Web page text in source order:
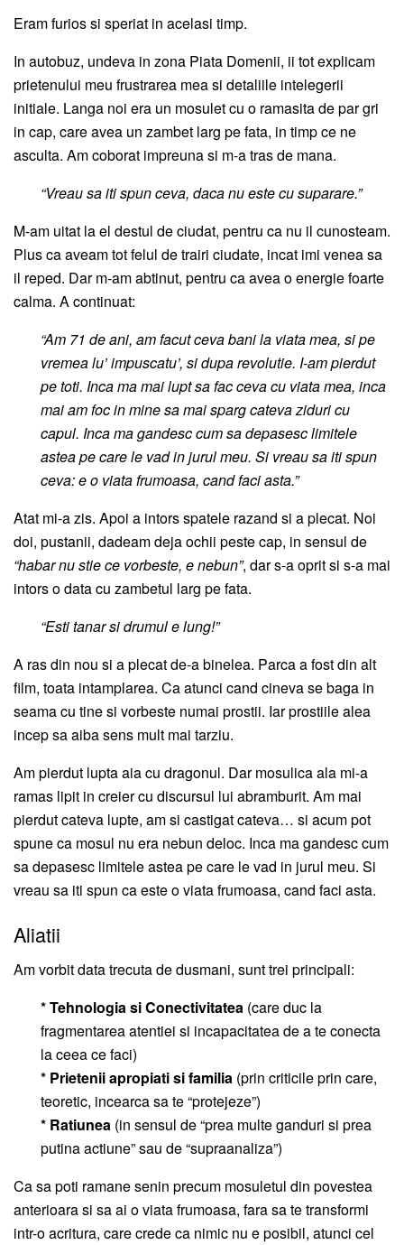
Eram furios si speriat in acelasi timp.
In autobuz, undeva in zona Piata Domenii, ii tot explicam
prietenului meu frustrarea mea si detaliile intelegerii
initiale. Langa noi era un mosulet cu o ramasita de par gri
in cap, care avea un zambet larg pe fata, in timp ce ne
asculta. Am coborat impreuna si m-a tras de mana.
“Vreau sa iti spun ceva, daca nu este cu suparare.”
M-am uitat la el destul de ciudat, pentru ca nu il cunosteam.
Plus ca aveam tot felul de trairi ciudate, incat imi venea sa
il reped. Dar m-am abtinut, pentru ca avea o energie foarte
calma. A continuat:
“Am 71 de ani, am facut ceva bani la viata mea, si pe
vremea lu’ impuscatu’, si dupa revolutie. I-am pierdut
pe toti. Inca ma mai lupt sa fac ceva cu viata mea, inca
mai am foc in mine sa mai sparg cateva ziduri cu
capul. Inca ma gandesc cum sa depasesc limitele
astea pe care le vad in jurul meu. Si vreau sa iti spun
ceva: e o viata frumoasa, cand faci asta.”
Atat mi-a zis. Apoi a intors spatele razand si a plecat. Noi
doi, pustanii, dadeam deja ochii peste cap, in sensul de
“habar nu stie ce vorbeste, e nebun”, dar s-a oprit si s-a mai
intors o data cu zambetul larg pe fata.
“Esti tanar si drumul e lung!”
A ras din nou si a plecat de-a binelea. Parca a fost din alt
film, toata intamplarea. Ca atunci cand cineva se baga in
seama cu tine si vorbeste numai prostii. Iar prostiile alea
incep sa aiba sens mult mai tarziu.
Am pierdut lupta aia cu dragonul. Dar mosulica ala mi-a
ramas lipit in creier cu discursul lui abramburit. Am mai
pierdut cateva lupte, am si castigat cateva… si acum pot
spune ca mosul nu era nebun deloc. Inca ma gandesc cum
sa depasesc limitele astea pe care le vad in jurul meu. Si
vreau sa iti spun ca este o viata frumoasa, cand faci asta.
Aliatii
Am vorbit data trecuta de dusmani, sunt trei principali:
* Tehnologia si Conectivitatea (care duc la
fragmentarea atentiei si incapacitatea de a te conecta
la ceea ce faci)
* Prietenii apropiati si familia (prin criticile prin care,
teoretic, incearca sa te “protejeze”)
* Ratiunea (in sensul de “prea multe ganduri si prea
putina actiune” sau de “supraanaliza”)
Ca sa poti ramane senin precum mosuletul din povestea
anterioara si sa ai o viata frumoasa, fara sa te transformi
intr-o acritura, care crede ca nimic nu e posibil, atunci cel